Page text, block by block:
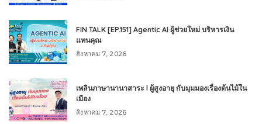
FIN TALK [EP.151] Agentic AI ผู้ช่วยใหม่ บริหารเงิน
แทนคุณ
สิงหาคม 7, 2026
เพลินภาษานานาสาระ l ผู้สูงอายุ กับมุมมองเรื่องต้นไม้ใน
เมือง
สิงหาคม 7, 2026